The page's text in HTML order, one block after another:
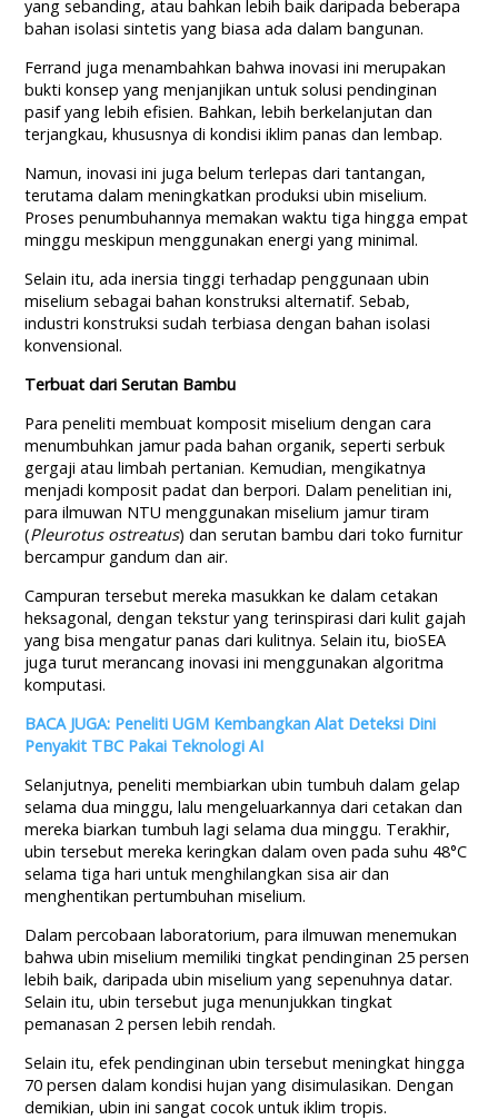
yang sebanding, atau bahkan lebih baik daripada beberapa
bahan isolasi sintetis yang biasa ada dalam bangunan.
Ferrand juga menambahkan bahwa inovasi ini merupakan
bukti konsep yang menjanjikan untuk solusi pendinginan
pasif yang lebih efisien. Bahkan, lebih berkelanjutan dan
terjangkau, khususnya di kondisi iklim panas dan lembap.
Namun, inovasi ini juga belum terlepas dari tantangan,
terutama dalam meningkatkan produksi ubin miselium.
Proses penumbuhannya memakan waktu tiga hingga empat
minggu meskipun menggunakan energi yang minimal.
Selain itu, ada inersia tinggi terhadap penggunaan ubin
miselium sebagai bahan konstruksi alternatif. Sebab,
industri konstruksi sudah terbiasa dengan bahan isolasi
konvensional.
Terbuat dari Serutan Bambu
Para peneliti membuat komposit miselium dengan cara
menumbuhkan jamur pada bahan organik, seperti serbuk
gergaji atau limbah pertanian. Kemudian, mengikatnya
menjadi komposit padat dan berpori. Dalam penelitian ini,
para ilmuwan NTU menggunakan miselium jamur tiram
(Pleurotus ostreatus) dan serutan bambu dari toko furnitur
bercampur gandum dan air.
Campuran tersebut mereka masukkan ke dalam cetakan
heksagonal, dengan tekstur yang terinspirasi dari kulit gajah
yang bisa mengatur panas dari kulitnya. Selain itu, bioSEA
juga turut merancang inovasi ini menggunakan algoritma
komputasi.
BACA JUGA: Peneliti UGM Kembangkan Alat Deteksi Dini
Penyakit TBC Pakai Teknologi AI
Selanjutnya, peneliti membiarkan ubin tumbuh dalam gelap
selama dua minggu, lalu mengeluarkannya dari cetakan dan
mereka biarkan tumbuh lagi selama dua minggu. Terakhir,
ubin tersebut mereka keringkan dalam oven pada suhu 48°C
selama tiga hari untuk menghilangkan sisa air dan
menghentikan pertumbuhan miselium.
Dalam percobaan laboratorium, para ilmuwan menemukan
bahwa ubin miselium memiliki tingkat pendinginan 25 persen
lebih baik, daripada ubin miselium yang sepenuhnya datar.
Selain itu, ubin tersebut juga menunjukkan tingkat
pemanasan 2 persen lebih rendah.
Selain itu, efek pendinginan ubin tersebut meningkat hingga
70 persen dalam kondisi hujan yang disimulasikan. Dengan
demikian, ubin ini sangat cocok untuk iklim tropis.